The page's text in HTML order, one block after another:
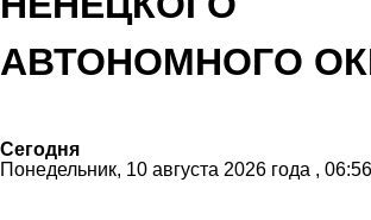
АВТОНОМНОГО
Сегодня
Понедельник, 10 августа 2026 года , 06:56